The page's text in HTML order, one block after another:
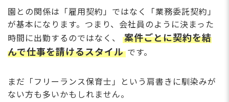
扶養内フリーランスのメリット
注意！ パートとフリーランスでは「扶養の壁」の計算
が違う
まずは「月数万円から仕事をこなす」感覚でのスター
トもあり
ステップ1：保育士資格を確認する
ステップ2：副業としてベビーシッターやライター業を
園との関係は「雇用契約」ではなく「業務委託契約」
が基本になります。つまり、会社員のように決まった
時間に出勤するのではなく、
案件ごとに契約を結
んで仕事を請けるスタイル です。
まだ「フリーランス保育士」という肩書きに馴染みが
ない方も多いかもしれません。